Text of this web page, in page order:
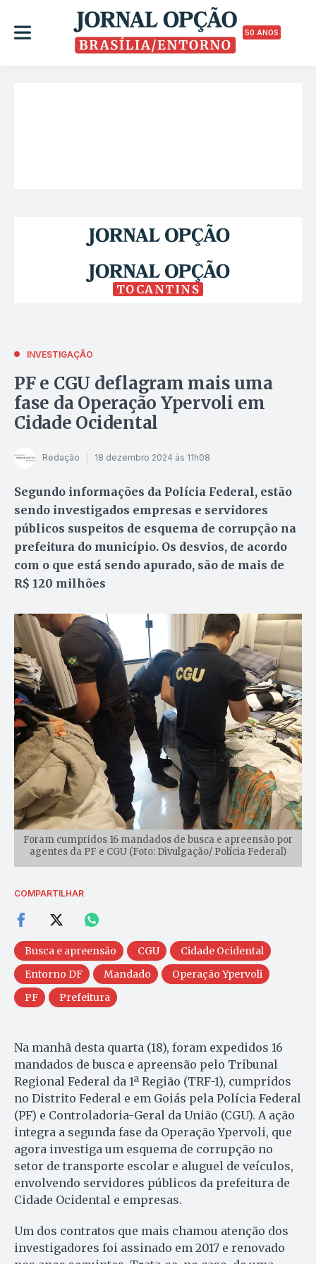
50 ANOS
TOCANTINS
INVESTIGAÇÃO
PF e CGU deflagram mais uma
fase da Operação Ypervoli em
Cidade Ocidental
Redação 18 dezembro 2024 às 11h08
Segundo informações da Polícia Federal, estão
sendo investigados empresas e servidores
públicos suspeitos de esquema de corrupção na
prefeitura do município. Os desvios, de acordo
com o que está sendo apurado, são de mais de
R$ 120 milhões
Foram cumpridos 16 mandados de busca e apreensão por
agentes da PF e CGU (Foto: Divulgação/ Polícia Federal)
COMPARTILHAR
Busca e apreensão CGU
Cidade Ocidental
Entorno DF
Mandado
Operação Ypervoli
PF
Prefeitura
Na manhã desta quarta (18), foram expedidos 16
mandados de busca e apreensão pelo Tribunal
Regional Federal da 1ª Região (TRF-1), cumpridos
no Distrito Federal e em Goiás pela Polícia Federal
(PF) e Controladoria-Geral da União (CGU). A ação
integra a segunda fase da Operação Ypervoli, que
agora investiga um esquema de corrupção no
setor de transporte escolar e aluguel de veículos,
envolvendo servidores públicos da prefeitura de
Cidade Ocidental e empresas.
Um dos contratos que mais chamou atenção dos
investigadores foi assinado em 2017 e renovado